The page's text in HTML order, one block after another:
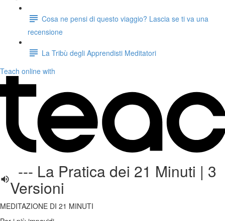
Cosa ne pensi di questo viaggio? Lascia se ti va una
recensione
La Tribù degli Apprendisti Meditatori
Teach online with
--- La Pratica dei 21 Minuti | 3
Versioni
MEDITAZIONE DI 21 MINUTI